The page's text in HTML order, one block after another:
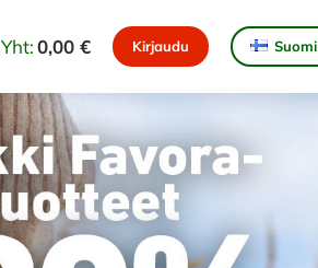
Yht:0,00 € Kirjaudu Suomi